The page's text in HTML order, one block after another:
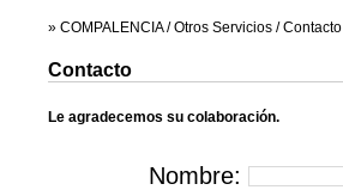
» COMPALENCIA/Otros Servicios /Contacto
Contacto
Le agradecemos su colaboración.
Nombre: